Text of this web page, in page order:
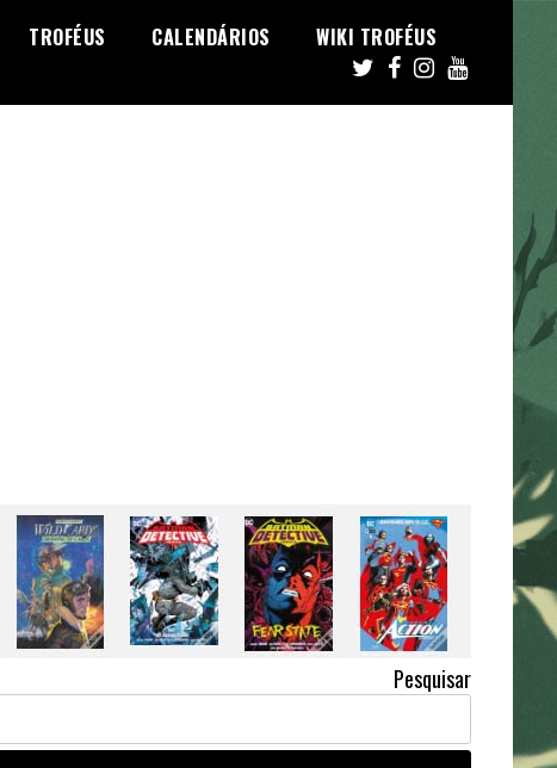
TROFÉUS CALENDÁRIOS WIKI TROFÉUS
Pesquisar